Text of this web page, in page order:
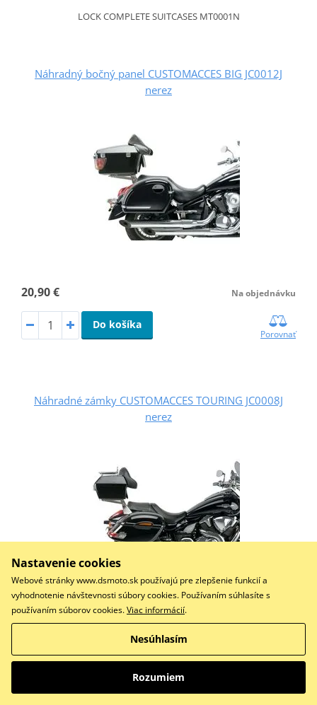
LOCK COMPLETE SUITCASES MT0001N
Náhradný bočný panel CUSTOMACCES BIG JC0012J
nerez
20,90 € Na objednávku
Do košíka
Porovnať
Náhradné zámky CUSTOMACCES TOURING JC0008J
nerez
23,90 €
Porovnať
KIT LOCK WITH KEY SUITCASES AR0004N/AR0005N
Nastavenie cookies
Webové stránky www.dsmoto.sk používajú pre zlepšenie funkcií a
vyhodnotenie návštevnosti súbory cookies. Používaním súhlasíte s
používaním súborov cookies.Viac informácií.
Nesúhlasím
Rozumiem